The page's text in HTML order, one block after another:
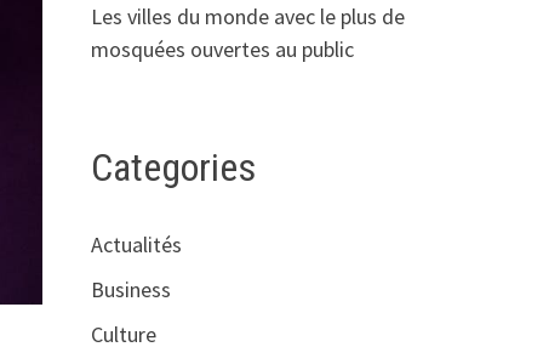
Les villes du monde avec le plus de
mosquées ouvertes au public
Categories
Actualités
Business
Culture